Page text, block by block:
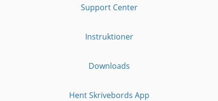
Support Center
Instruktioner
Downloads
Hent Skrivebords App